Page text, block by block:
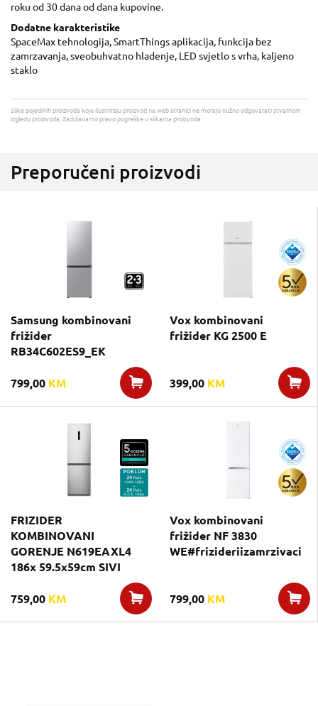
roku od 30 dana od dana kupovine.
Dodatne karakteristike
SpaceMax tehnologija, SmartThings aplikacija, funkcija bez
zamrzavanja, sveobuhvatno hladenje, LED svjetlo s vrha, kaljeno
staklo
Slike pojedinih proizvoda koje ilustriraju proizvod na web stranici ne moraju nužno odgovarati stvarnom
izgledu proizvoda. Zadržavamo pravo pogreške u slikama proizvoda.
Preporučeni proizvodi
Samsung kombinovani
frižider
RB34C602ES9_EK
799,00 KM
Vox kombinovani
frižider KG 2500 E
399,00 KM
FRIZIDER
KOMBINOVANI
GORENJE N619EAXL4
186x 59.5x59cm SIVI
759,00 KM
Vox kombinovani
frižider NF 3830
WE#frizideriizamrzivaci
799,00 KM